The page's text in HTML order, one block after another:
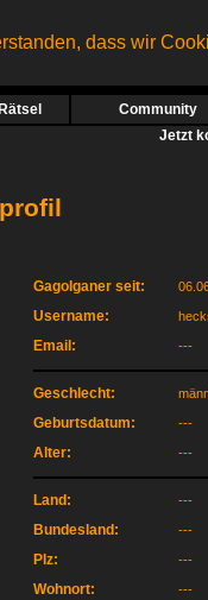
dass wir
Rätsel Community
Jetzt
Gagolganer seit:
Username:
Email: ---
Geschlecht:
Geburtsdatum: ---
Alter: ---
Land: ---
Bundesland: ---
Plz: ---
Wohnort: ---